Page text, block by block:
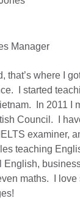
Manager
that’s where I
I started
In 2011 I
Council. I
examiner,
teaching
English,
maths. I love